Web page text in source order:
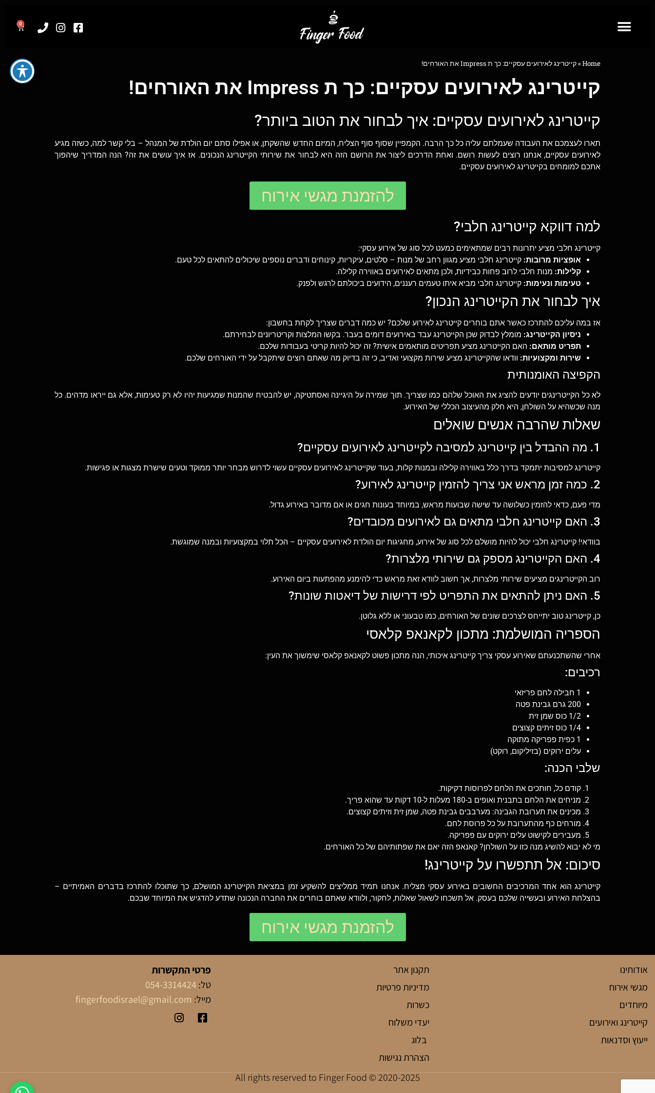
0
Home
»קייטרינג לאירועים עסקיים: כך ת Impress את האורחים!
קייטרינג לאירועים עסקיים: כך ת Impress את האורחים!
קייטרינג לאירועים עסקיים: איך לבחור את הטוב ביותר?
תארו לעצמכם את העבודה שעמלתם עליה כל כך הרבה. הקמפיין שסוף סוף הצליח, המיזם החדש שהשקתן, או אפילו סתם יום הולדת של המנהל – בלי קשר למה, כשזה מגיע
לאירועים עסקיים, אנחנו רוצים לעשות רושם. ואחת הדרכים ליצור את הרושם הזה היא לבחור את שירותי הקייטרינג הנכונים. אז איך עושים את זה? הנה המדריך שיהפוך
אתכם למומחים בקייטרינג לאירועים עסקיים.
להזמנת מגשי אירוח
למה דווקא קייטרינג חלבי?
קייטרינג חלבי מציע יתרונות רבים שמתאימים כמעט לכל סוג של אירוע עסקי:
אופציות מרובות: קייטרינג חלבי מציע מגוון רחב של מנות – סלטים, עיקריות, קינוחים ודברים נוספים שיכולים להתאים לכל טעם.
קלילות: מנות חלבי לרוב פחות כבידיות, ולכן מתאים לאירועים באווירה קלילה.
טעימות ונעימות: קייטרינג חלבי מביא איתו טעמים רעננים, הידועים ביכולתם לרגש ולפנק.
איך לבחור את הקייטרינג הנכון?
אז במה עליכם להתרכז כאשר אתם בוחרים קייטרינג לאירוע שלכם? יש כמה דברים שצריך לקחת בחשבון:
ניסיון הקייטרינג: מומלץ לבדוק שכן הקייטרינג עבד באירועים דומים בעבר. בקשו המלצות וקריטריונים לבחירתם.
תפריט מותאם: האם הקייטרינג מציע תפריטים מותאמים אישית? זה יכול להיות קריטי בעבודות שלכם.
שירות ומקצועיות: וודאו שהקייטרינג מציע שירות מקצועי ואדיב, כי זה בדיוק מה שאתם רוצים שיתקבל על ידי האורחים שלכם.
הקפיצה האומנותית
לא כל הקייטרינגים יודעים להציג את האוכל שלהם כמו שצריך. תוך שמירה על היגיינה ואסתטיקה, יש להבטיח שהמנות שמגיעות יהיו לא רק טעימות, אלא גם ייראו מדהים. כל
מנה שכשהיא על השולחן, היא חלק מהעיצוב הכללי של האירוע.
שאלות שהרבה אנשים שואלים
1. מה ההבדל בין קייטרינג למסיבה לקייטרינג לאירועים עסקיים?
קייטרינג למסיבות יתמקד בדרך כלל באווירה קלילה ובמנות קלות, בעוד שקייטרינג לאירועים עסקיים עשוי לדרוש מבחר יותר ממוקד וטעים שישרת מצגות או פגישות.
2. כמה זמן מראש אני צריך להזמין קייטרינג לאירוע?
מדי פעם, כדאי להזמין כשלושה עד שישה שבועות מראש, במיוחד בעונות חגים או אם מדובר באירוע גדול.
3. האם קייטרינג חלבי מתאים גם לאירועים מכובדים?
בוודאי! קייטרינג חלבי יכול להיות מושלם לכל סוג של אירוע, מחגיגות יום הולדת לאירועים עסקיים – הכל תלוי במקצועיות ובמנה שמוגשת.
4. האם הקייטרינג מספק גם שירותי מלצרות?
רוב הקייטרינגים מציעים שירותי מלצרות, אך חשוב לוודא זאת מראש כדי להימנע מהפתעות ביום האירוע.
5. האם ניתן להתאים את התפריט לפי דרישות של דיאטות שונות?
כן, קייטרינג טוב יתייחס לצרכים שונים של האורחים, כמו טבעוני או ללא גלוטן.
הספריה המושלמת: מתכון לקאנאפ קלאסי
אחרי שהשתכנעתם שאירוע עסקי צריך קייטרינג איכותי, הנה מתכון פשוט לקאנאפ קלאסי שימשוך את העין:
רכיבים:
1 חבילה לחם פריזאי
200 גרם גבינת פטה
1/2 כוס שמן זית
1/4 כוס זיתים קצוצים
1 כפית פפריקה מתוקה
עלים ירוקים (בזיליקום, רוקט)
שלבי הכנה:
קודם כל, חותכים את הלחם לפרוסות דקיקות.
מניחים את הלחם בתבנית ואופים ב-180 מעלות ל-10 דקות עד שהוא פריך.
מכינים את תערובת הגבינה: מערבבים גבינת פטה, שמן זית וזיתים קצוצים.
מורחים כף מהתערובת על כל פרוסת לחם.
מעבירים לקישוט עלים ירוקים עם פפריקה.
מי לא יבוא להשיג מנה כזו על השולחן? קאנאפ הזה יאם את שפתותיהם של כל האורחים.
סיכום: אל תתפשרו על קייטרינג!
קייטרינג הוא אחד המרכיבים החשובים באירוע עסקי מצליח. אנחנו תמיד ממליצים להשקיע זמן במציאת הקייטרינג המושלם, כך שתוכלו להתרכז בדברים האמיתיים –
בהצלחת האירוע ובעשייה שלכם בעסק. אל תשכחו לשאול שאלות, לחקור, ולוודא שאתם בוחרים את החברה הנכונה שתדע להדגיש את המיוחד שבכם.
להזמנת מגשי אירוח
אודותינו
מגשי אירוח
מיוחדים
קייטרינג ואירועים
ייעוץ וסדנאות
תקנון אתר
מדיניות פרטיות
כשרות
יעדי משלוח
בלוג
הצהרת נגישות
פרטי התקשרות
טל: 054-3314424
מייל: fingerfoodisrael@gmail.com
2020-2025 © All rights reserved to Finger Food